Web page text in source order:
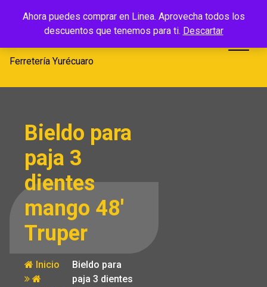
Ahora puedes comprar en Linea. Aprovecha todos los
descuentos que tenemos para ti. Descartar
Ferretería
Yurécuaro
Ferretería Yurécuaro
Bieldo para
paja 3
dientes
mango 48′
Truper
Inicio
Bieldo para
paja 3 dientes